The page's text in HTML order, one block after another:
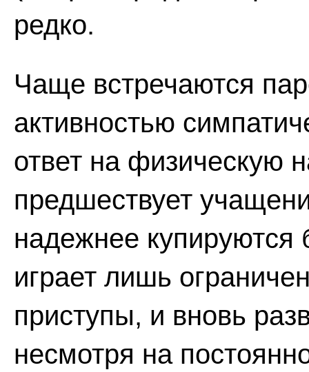
редко.
Чаще встречаются
активностью
ответ на физическую
предшествует
надежнее купируются
играет лишь
приступы, и вновь
несмотря на